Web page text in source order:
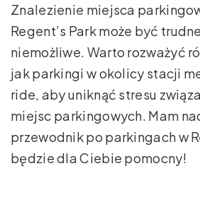
Znalezienie miejsca
Regent’s Park może być
niemożliwe. Warto rozważyć
jak parkingi w okolicy stacji
ride, aby uniknąć stresu
miejsc parkingowych. Mam
przewodnik po parkingach w
będzie dla Ciebie pomocny!